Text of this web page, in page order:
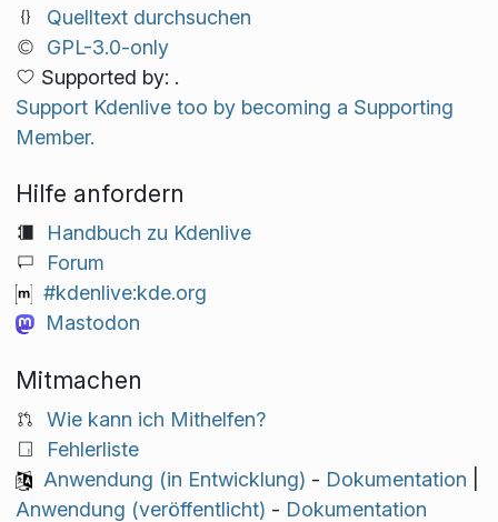
Quelltext durchsuchen
GPL-3.0-only
Supported by: .
Support Kdenlive too by becoming a Supporting
Member.
Hilfe anfordern
Handbuch zu Kdenlive
Forum
#kdenlive:kde.org
Mastodon
Mitmachen
Wie kann ich Mithelfen?
Fehlerliste
Anwendung (in Entwicklung) - Dokumentation
Anwendung (veröffentlicht) - Dokumentation